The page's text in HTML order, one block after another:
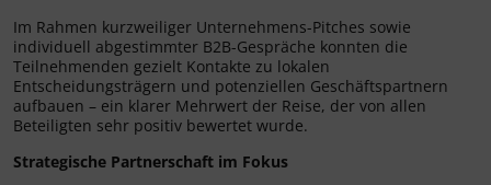
Im Rahmen kurzweiliger Unternehmens-Pitches sowie
individuell abgestimmter B2B-Gespräche konnten die
Teilnehmenden gezielt Kontakte zu lokalen
Entscheidungsträgern und potenziellen Geschäftspartnern
aufbauen – ein klarer Mehrwert der Reise, der von allen
Beteiligten sehr positiv bewertet wurde.
Strategische Partnerschaft im Fokus